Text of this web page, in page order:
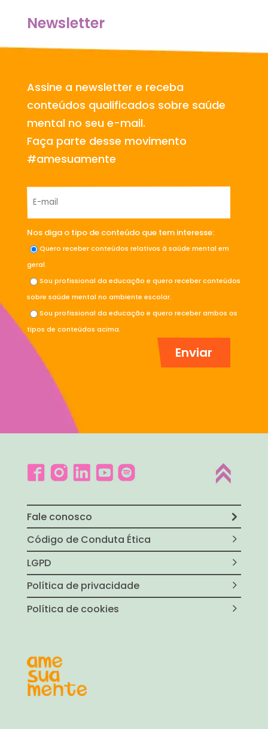
Newsletter
Assine a newsletter e receba
conteúdos qualificados sobre saúde
mental no seu e-mail.
Faça parte desse movimento
#amesuamente
Nos diga o tipo de conteúdo que tem interesse:
Quero receber conteúdos relativos à saúde mental em
geral.
Sou profissional da educação e quero receber conteúdos
sobre saúde mental no ambiente escolar.
Sou profissional da educação e quero receber ambos os
tipos de conteúdos acima.
Fale conosco
Código de Conduta Ética
LGPD
Política de privacidade
Política de cookies